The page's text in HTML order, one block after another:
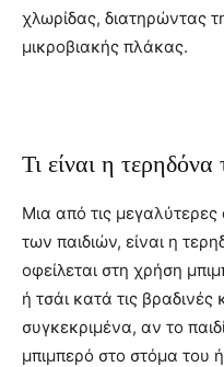
χλωρίδας, διατηρώντας
μικροβιακής πλάκας.
Τι είναι η τερηδόνα
Μια από τις μεγαλύτερες
των παιδιών, είναι η
οφείλεται στη χρήση
ή τσάι κατά τις
συγκεκριμένα, αν το
μπιμπερό στο στόμα του